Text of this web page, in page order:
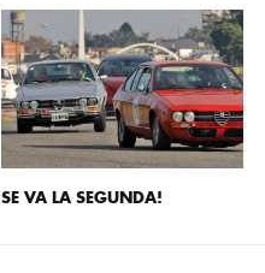
SE VA LA SEGUNDA!